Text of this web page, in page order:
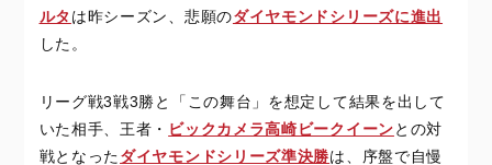
ルタ は昨シーズン、悲願のダイヤモンドシリーズに進出
した。
リーグ戦3戦3勝と「この舞台」を想定して結果を出して
いた相手、王者・ ビックカメラ高崎ビークイーンとの対
戦となったダイヤモンドシリーズ準決勝は、序盤で自慢